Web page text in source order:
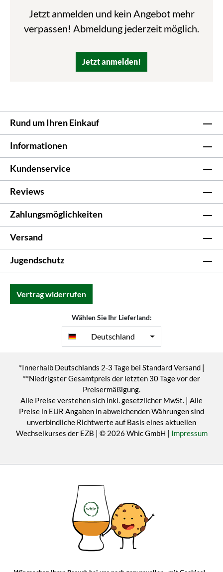
Jetzt anmelden und kein Angebot mehr
verpassen! Abmeldung jederzeit möglich.
Jetzt anmelden!
Rund um Ihren Einkauf
Informationen
Kundenservice
Reviews
Zahlungsmöglichkeiten
Versand
Jugendschutz
Vertrag widerrufen
Wählen Sie Ihr Lieferland:
Deutschland
*Innerhalb Deutschlands 2-3 Tage bei Standard Versand |
**Niedrigster Gesamtpreis der letzten 30 Tage vor der
Preisermäßigung.
Alle Preise verstehen sich inkl. gesetzlicher MwSt. | Alle
Preise in EUR Angaben in abweichenden Währungen sind
unverbindliche Richtwerte auf Basis eines aktuellen
Wechselkurses der EZB | © 2026 Whic GmbH | Impressum